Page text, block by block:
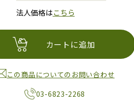
法人価格はこちら
カートに追加
この商品についてのお問い合わせ
03-6823-2268